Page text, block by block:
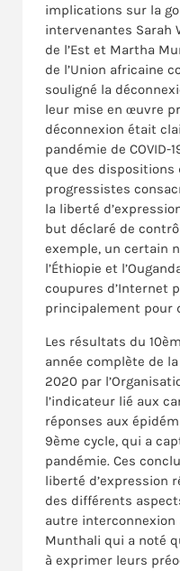
implications sur la
intervenantes Sarah
de l’Est et Martha
de l’Union africaine
souligné la
leur mise en œuvre
déconnexion était
pandémie de COVID-
que des dispositions
progressistes
la liberté
but déclaré de
exemple, un certain
l’Éthiopie et
coupures d’Internet
principalement pour
Les résultats du
année complète de
2020 par
l’indicateur lié aux
réponses aux
9ème cycle, qui a
pandémie. Ces
liberté d’expression
des différents
autre interconnexion
Munthali qui a noté
à exprimer leurs